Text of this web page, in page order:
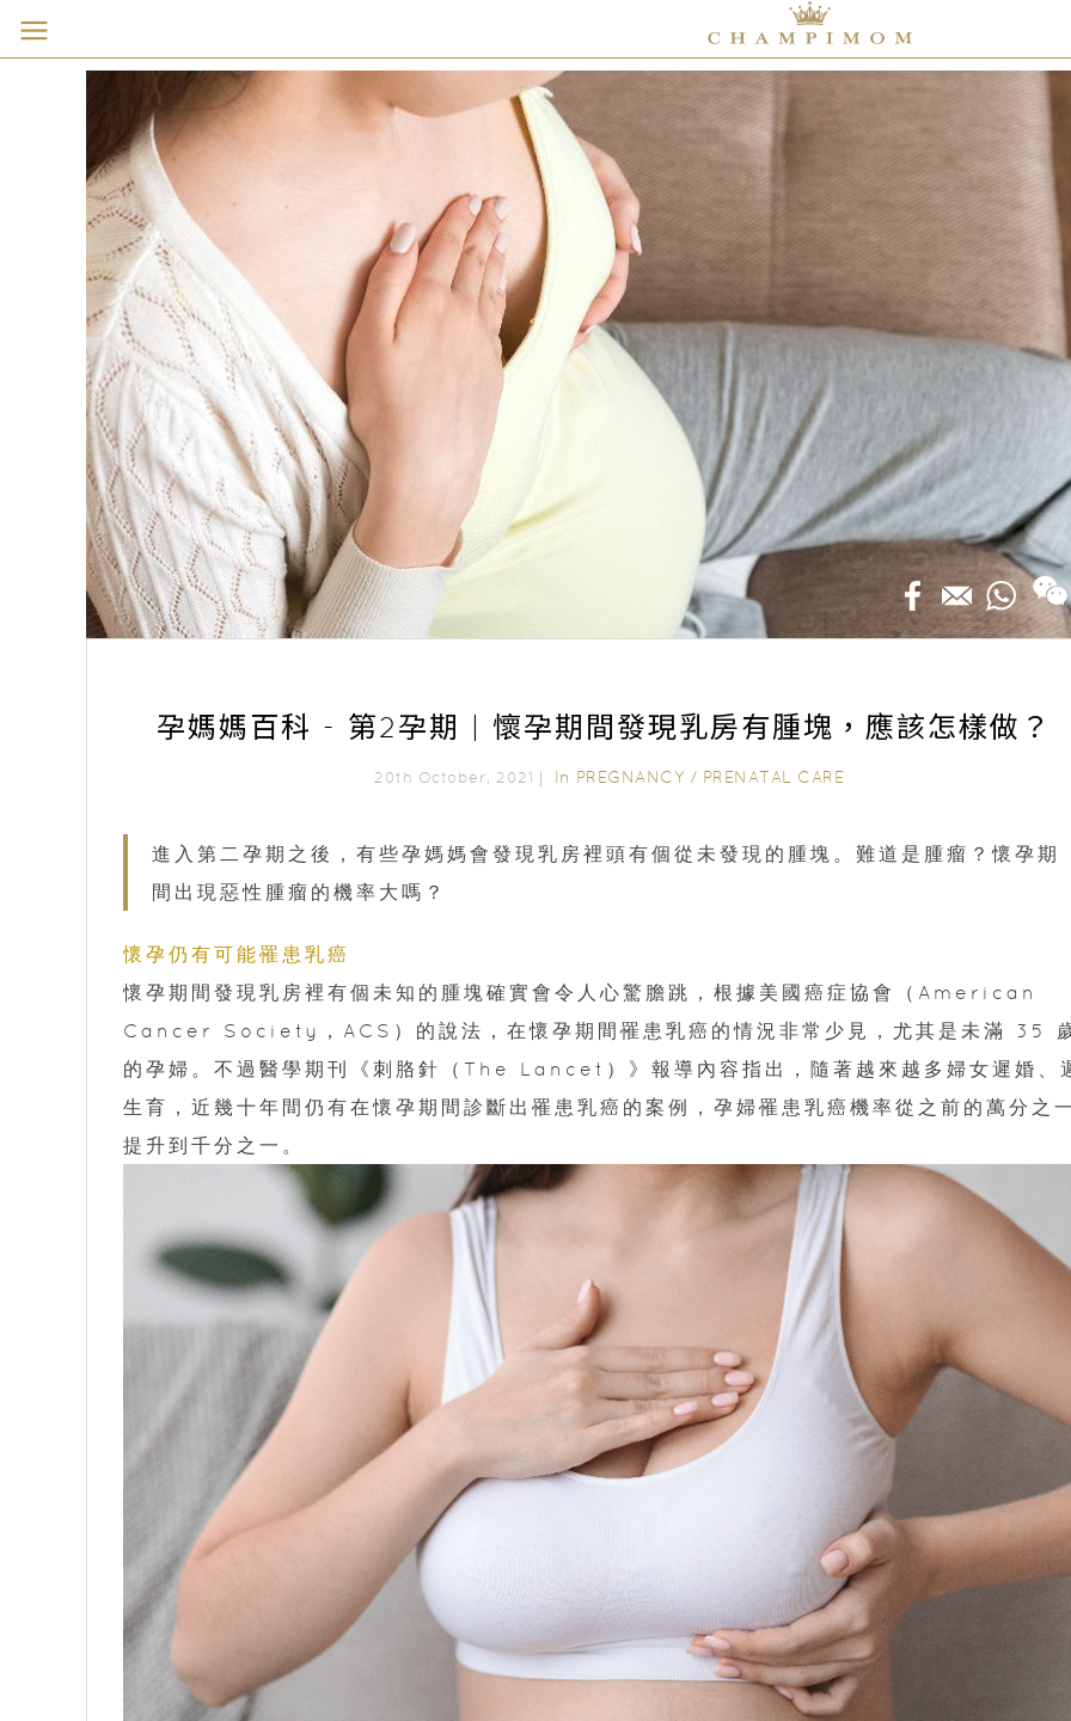
孕媽媽百科 - 第2孕期 | 懷孕期間發現乳房有腫塊，應該怎樣做？
20th October, 2021｜ In PREGNANCY / PRENATAL CARE
進入第二孕期之後，有些孕媽媽會發現乳房裡頭有個從未發現的腫塊。難道是腫瘤？懷孕期
間出現惡性腫瘤的機率大嗎？
懷孕仍有可能罹患乳癌
懷孕期間發現乳房裡有個未知的腫塊確實會令人心驚膽跳，根據美國癌症協會（American
Cancer Society，ACS）的說法，在懷孕期間罹患乳癌的情況非常少見，尤其是未滿 35
的孕婦。不過醫學期刊《刺胳針（The Lancet）》報導內容指出，隨著越來越多婦女遲婚、
生育，近幾十年間仍有在懷孕期間診斷出罹患乳癌的案例，孕婦罹患乳癌機率從之前的萬分之
提升到千分之一。